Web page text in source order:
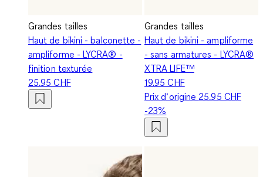
Grandes tailles
Haut de bikini - balconette -
ampliforme - LYCRA® -
finition texturée
25.95 CHF
Grandes tailles
Haut de bikini - ampliforme
- sans armatures - LYCRA®
XTRA LIFE™
19.95 CHF
Prix d‘origine 25.95 CHF
-23%